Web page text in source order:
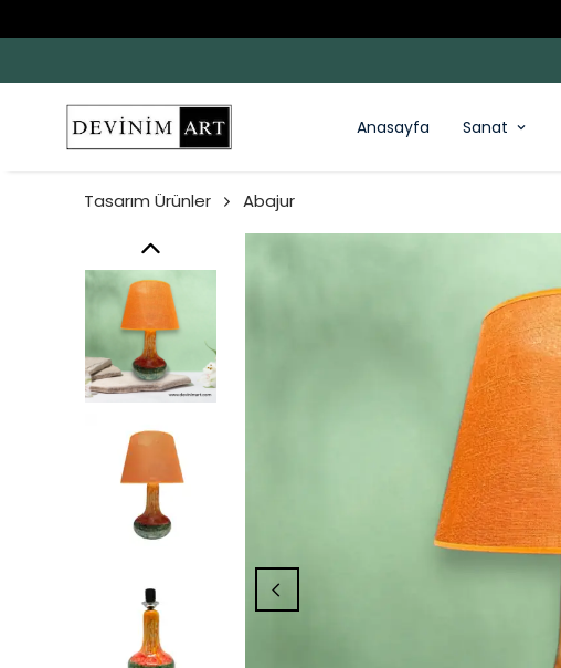
Anasayfa Sanat
Tasarım Ürünler Abajur